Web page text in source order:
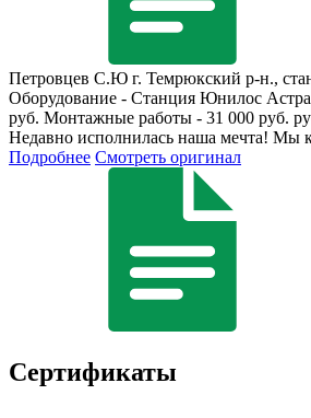
Петровцев С.Ю г. Темрюкский р-н.,
Оборудование - Станция Юнилос
руб. Монтажные работы - 31 000 руб.
Недавно исполнилась наша мечта! Мы
Подробнее Смотреть оригинал
Сертификаты